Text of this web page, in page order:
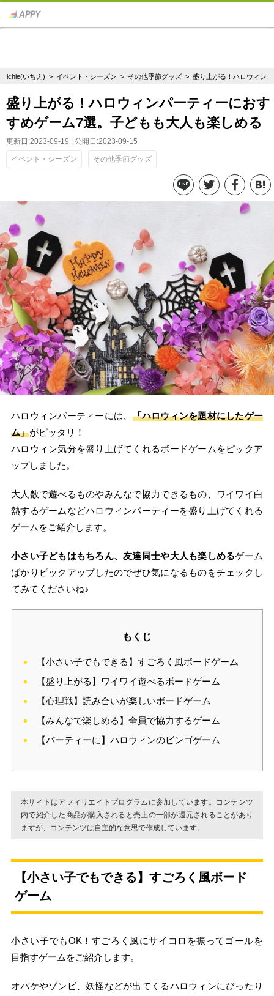
ichie(いちえ) > イベント・シーズン > その他季節グッズ > 盛り上がる！ハロウィン
盛り上がる！ハロウィンパーティーにおす
すめゲーム7選。子どもも大人も楽しめる
更新日:2023-09-19 | 公開日:2023-09-15
イベント・シーズン その他季節グッズ
ハロウィンパーティーには、 「ハロウィンを題材にしたゲー
ム」がピッタリ！
ハロウィン気分を盛り上げてくれるボードゲームをピックア
ップしました。
大人数で遊べるものやみんなで協力できるもの、ワイワイ白
熱するゲームなどハロウィンパーティーを盛り上げてくれる
ゲームをご紹介します。
小さい子どもはもちろん、友達同士や大人も楽しめるゲーム
ばかりピックアップしたのでぜひ気になるものをチェックし
てみてくださいね♪
もくじ
【小さい子でもできる】すごろく風ボードゲーム
【盛り上がる】ワイワイ遊べるボードゲーム
【心理戦】読み合いが楽しいボードゲーム
【みんなで楽しめる】全員で協力するゲーム
【パーティーに】ハロウィンのビンゴゲーム
本サイトはアフィリエイトプログラムに参加しています。コンテンツ
内で紹介した商品が購入されると売上の一部が還元されることがあり
ますが、コンテンツは自主的な意思で作成しています。
【小さい子でもできる】すごろく風ボード
ゲーム
小さい子でもOK！すごろく風にサイコロを振ってゴールを
目指すゲームをご紹介します。
オバケやゾンビ、妖怪などが出てくるハロウィンにぴったり